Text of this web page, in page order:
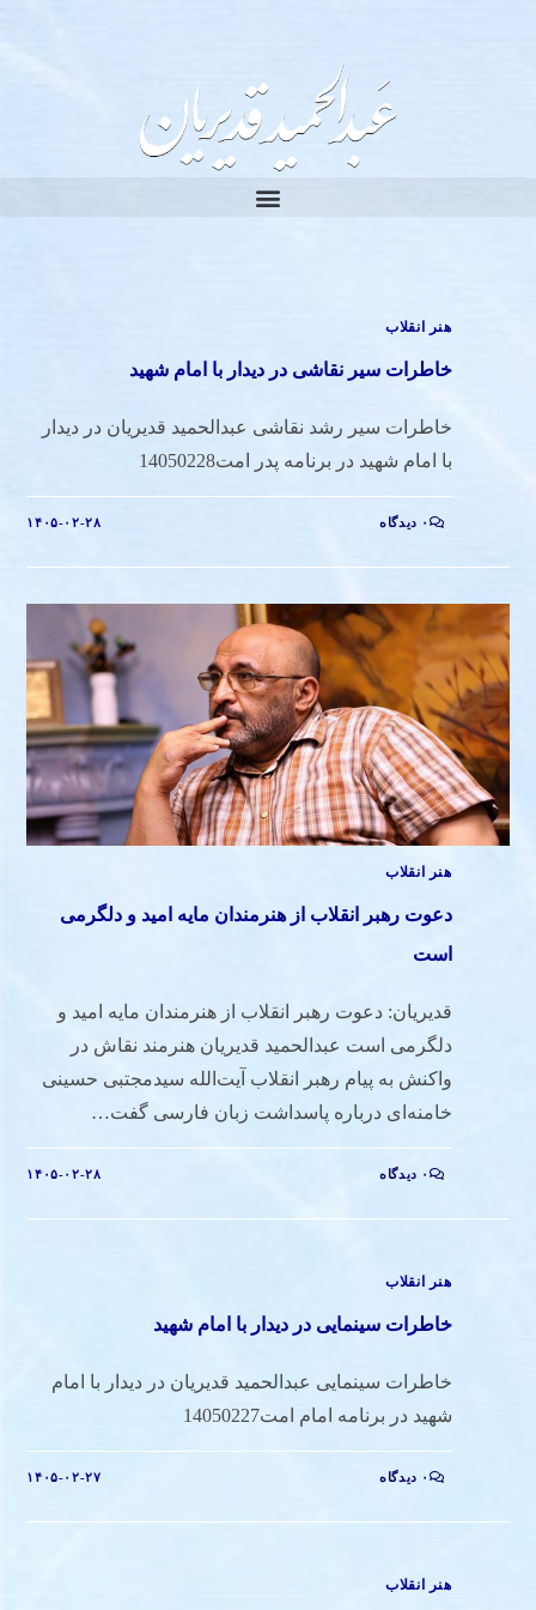
هنر انقلاب
خاطرات سیر نقاشی در دیدار با امام شهید
خاطرات سیر رشد نقاشی عبدالحمید قدیریان در دیدار
با امام شهید در برنامه پدر امت14050228
۰ دیدگاه ۱۴۰۵-۰۲-۲۸
هنر انقلاب
دعوت رهبر انقلاب از هنرمندان مایه امید و دلگرمی
است
قدیریان: دعوت رهبر انقلاب از هنرمندان مایه امید و
دلگرمی است عبدالحمید قدیریان هنرمند نقاش در
واکنش به پیام رهبر انقلاب آیت‌الله سیدمجتبی حسینی
خامنه‌ای درباره پاسداشت زبان فارسی گفت…
۰ دیدگاه ۱۴۰۵-۰۲-۲۸
هنر انقلاب
خاطرات سینمایی در دیدار با امام شهید
خاطرات سینمایی عبدالحمید قدیریان در دیدار با امام
شهید در برنامه امام امت14050227
۰ دیدگاه ۱۴۰۵-۰۲-۲۷
هنر انقلاب